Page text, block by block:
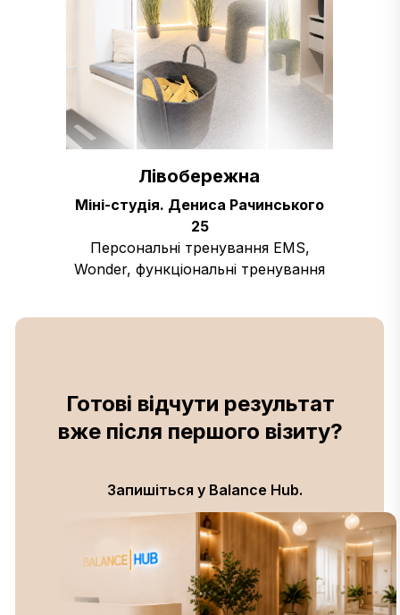
Міні-студія. Дениса Рачинського
25
Персональні тренування ЕMS,
Wonder, функціональні тренування
Лівобережна
Готові відчути результат
вже після першого візиту?
Запишіться у Balance Hub.